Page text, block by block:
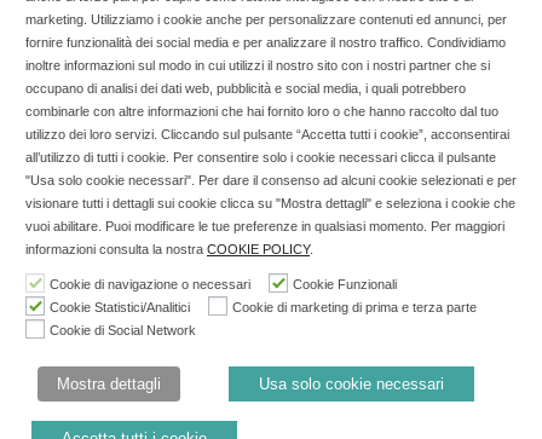
Copyright © 2025 SOCIALFARMA - La piattaforma web per i
professionisti della farmacia. Tutti i diritti riservati.
Socialfarma.it è un marchio di Sanità S.r.l. Largo San
Francesco, 19 - 73041 Carmiano (LE) - Tel: 0832.093720 Cell:
3276346536 Cell: 3297281965 - P.iva: 04571460759 - Rea: LE-
302152 Iscritta al n° 1 del Registro della Stampa del Tribunale
di Lecce il 15/01/2015.
Nell'anno 2018 sono stati erogati €3.147,62 da Invitalia a saldo
19/03/2014
Cookie Policy
marketing. Utilizziamo i cookie anche per personalizzare contenuti ed annunci, per
fornire funzionalità dei social media e per analizzare il nostro traffico. Condividiamo
inoltre informazioni sul modo in cui utilizzi il nostro sito con i nostri partner che si
occupano di analisi dei dati web, pubblicità e social media, i quali potrebbero
combinarle con altre informazioni che hai fornito loro o che hanno raccolto dal tuo
utilizzo dei loro servizi. Cliccando sul pulsante “Accetta tutti i cookie”, acconsentirai
all’utilizzo di tutti i cookie. Per consentire solo i cookie necessari clicca il pulsante
"Usa solo cookie necessari". Per dare il consenso ad alcuni cookie selezionati e per
visionare tutti i dettagli sui cookie clicca su "Mostra dettagli" e seleziona i cookie che
vuoi abilitare. Puoi modificare le tue preferenze in qualsiasi momento. Per maggiori
informazioni consulta la nostra COOKIE POLICY.
Cookie di navigazione o necessari
Cookie Funzionali
Cookie Statistici/Analitici
Cookie di marketing di prima e terza parte
Cookie di Social Network
Mostra dettagli Usa solo cookie necessari